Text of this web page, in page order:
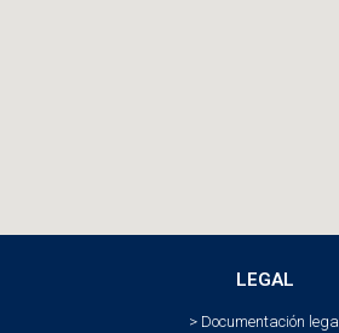
LEGAL
> Documentación legal